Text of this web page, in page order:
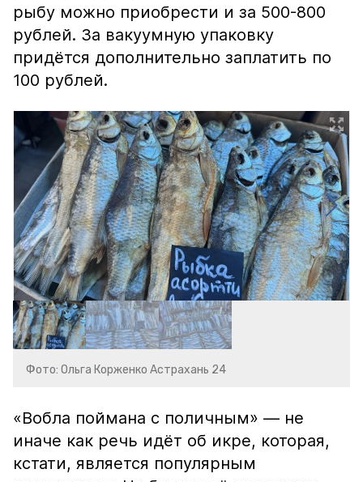
рыбу можно приобрести и за 500-800
рублей. За вакуумную упаковку
придётся дополнительно заплатить по
100 рублей.
Фото: Ольга Корженко Астрахань 24
«Вобла поймана с поличным» — не
иначе как речь идёт об икре, которая,
кстати, является популярным